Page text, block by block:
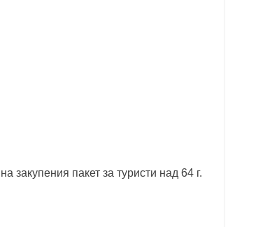
закупения пакет за туристи над 64 г.